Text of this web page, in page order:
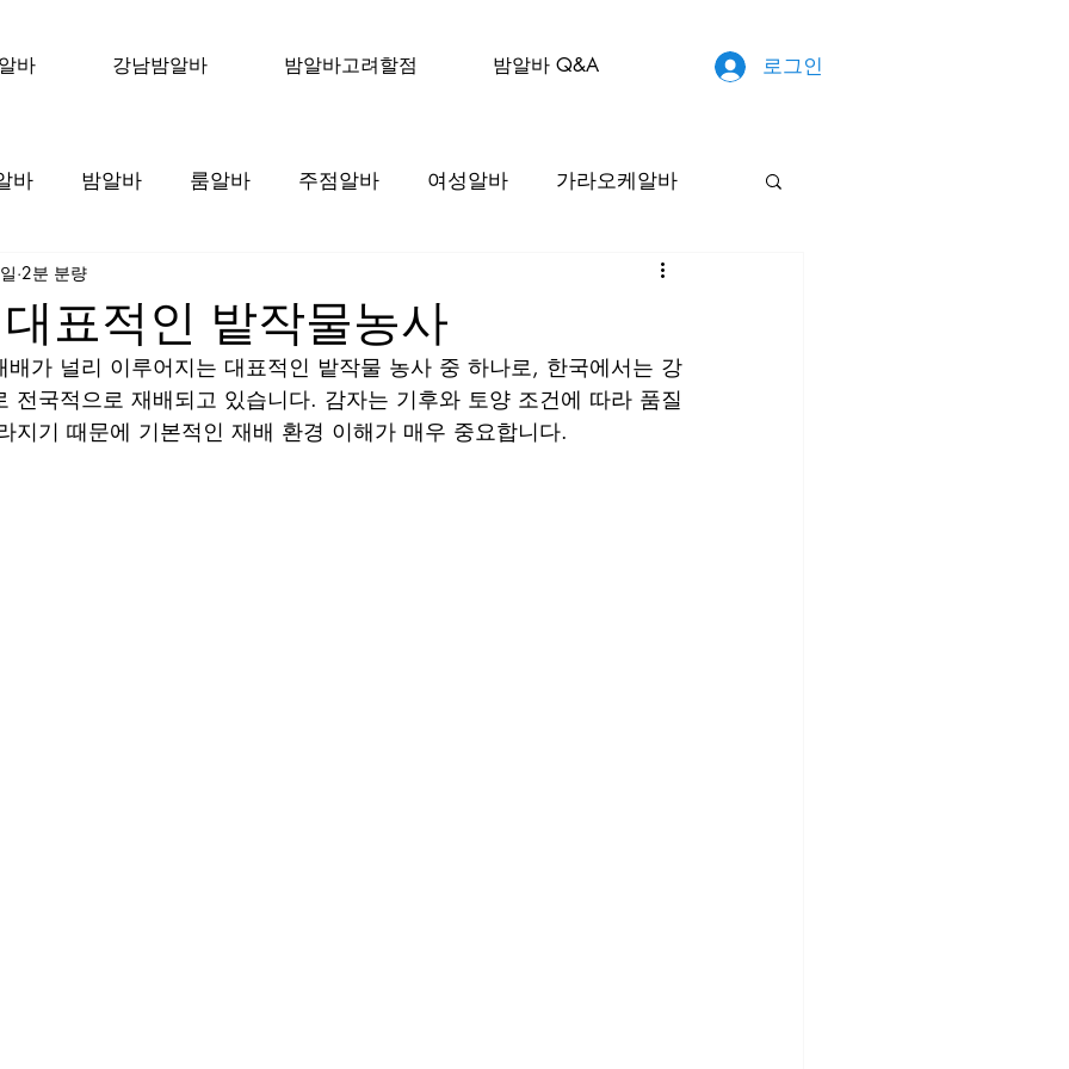
바 강남밤알바 밤알바고려할점 밤알바 Q&A 로그인
바 밤알바 룸알바 주점알바 여성알바 가라오케알바
바알바 수원룸
알바 강서구마사지알바 마사지알바 마사지구인 태국마사지
표적인 밭작물농사
2분 분량
배가 널리 이루어지는 대표적인 밭작물 농사 중 하나로, 한국에서는 강
전국적으로 재배되고 있습니다. 감자는 기후와 토양 조건에 따라 품질
지기 때문에 기본적인 재배 환경 이해가 매우 중요합니다.